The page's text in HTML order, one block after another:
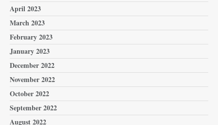
April 2023
March 2023
February 2023
January 2023
December 2022
November 2022
October 2022
September 2022
August 2022